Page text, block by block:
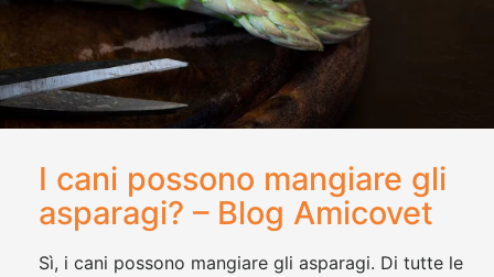
I cani possono mangiare gli
asparagi? – Blog Amicovet
Sì, i cani possono mangiare gli asparagi. Di tutte le